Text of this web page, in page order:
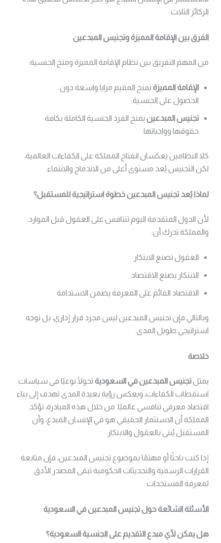
الركائز الثلاث.
الفرق بين الإقامة المميزة وتجنيس المبدعين
من المهم التفريق بين نظام الإقامة المميزة ومنح الجنسية:
الإقامة المميزةتمنح المقيم مزايا واسعة دون
الحصول على الجنسية.
تجنيس المبدعينيمنح الفرد الجنسية الكاملة بكافة
حقوقها وواجباتها.
كلا النظامين يعكسان انفتاح المملكة على الكفاءات العالمية،
لكن التجنيس يُعد مستوى أعلى من الاندماج والانتماء.
لماذا يُعد تجنيس المبدعين خطوة استراتيجية للمستقبل؟
لأن الدول المتقدمة اليوم تتنافس على العقول قبل الموارد.
والمملكة تدرك أن:
العقول تصنع الابتكار
الابتكار يصنع الاقتصاد
الاقتصاد القائم على المعرفة يضمن الاستدامة
وبالتالي فإن تجنيس المبدعين ليس مجرد قرار إداري، بل توجه
استراتيجي طويل المدى.
خلاصة
يمثلتجنيس المبدعين في السعوديةتحولًا نوعيًا في سياسات
استقطاب الكفاءات، ويعكس رؤية بعيدة المدى تهدف إلى بناء
اقتصاد معرفي تنافسي عالميًا. من خلال هذه المبادرة، تؤكد
المملكة أن الاستثمار الحقيقي هو في الإنسان المبدع، وأن
المستقبل يُبنى بالعقول والابتكار.
إذا كنت باحثًا أو مهتمًا بموضوع تجنيس المبدعين، فإن متابعة
القرارات الرسمية والتحديثات الحكومية تبقى المصدر الأدق
لمعرفة المستجدات.
الأسئلة الشائعة حول تجنيس المبدعين في السعودية
هل يمكن لأي مبدع التقديم على الجنسية السعودية؟